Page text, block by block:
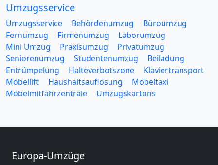
Umzugsservice
Umzugsservice Behördenumzug
Büroumzug
Fernumzug
Firmenumzug
Laborumzug
Mini Umzug
Praxisumzug
Privatumzug
Seniorenumzug
Studentenumzug
Beiladung
Entrümpelung
Halteverbotszone
Klaviertransport
Möbellift
Haushaltsauflösung
Möbeltaxi
Möbelmitfahrzentrale
Umzugskartons
Europa-Umzüge